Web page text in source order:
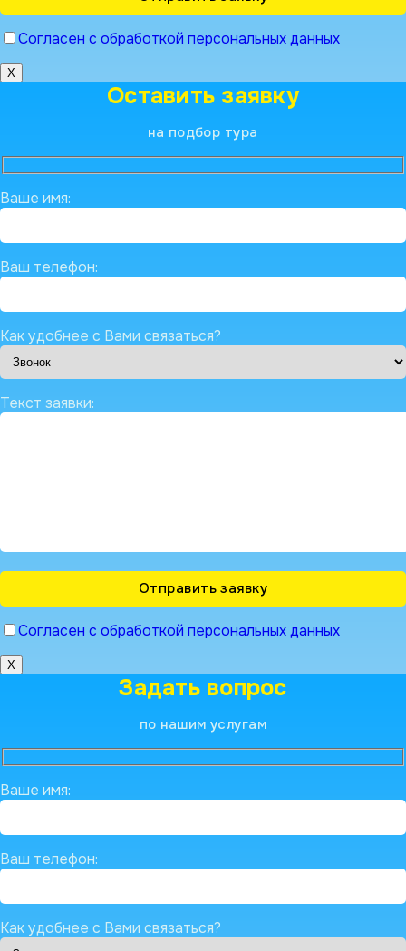
Согласен с обработкой персональных данных
X
Оставить заявку
на подбор тура
Ваше имя:
Ваш телефон:
Как удобнее с Вами связаться?
Текст заявки:
Согласен с обработкой персональных данных
X
Задать вопрос
по нашим услугам
Ваше имя:
Ваш телефон:
Как удобнее с Вами связаться?